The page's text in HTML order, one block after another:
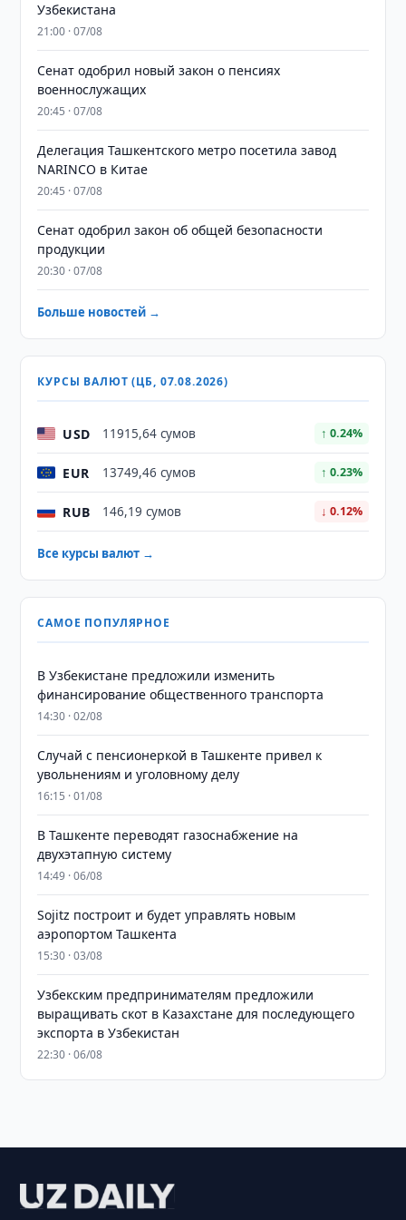
Узбекистана
21:00 · 07/08
Сенат одобрил новый закон о пенсиях
военнослужащих
20:45 · 07/08
Делегация Ташкентского метро посетила завод
NARINCO в Китае
20:45 · 07/08
Сенат одобрил закон об общей безопасности
продукции
20:30 · 07/08
Больше новостей →
КУРСЫ ВАЛЮТ (ЦБ, 07.08.2026)
USD 11915,64 сумов ↑ 0.24%
EUR 13749,46 сумов ↑ 0.23%
RUB 146,19 сумов ↓ 0.12%
Все курсы валют →
САМОЕ ПОПУЛЯРНОЕ
В Узбекистане предложили изменить
финансирование общественного транспорта
14:30 · 02/08
Случай с пенсионеркой в Ташкенте привел к
увольнениям и уголовному делу
16:15 · 01/08
В Ташкенте переводят газоснабжение на
двухэтапную систему
14:49 · 06/08
Sojitz построит и будет управлять новым
аэропортом Ташкента
15:30 · 03/08
Узбекским предпринимателям предложили
выращивать скот в Казахстане для последующего
экспорта в Узбекистан
22:30 · 06/08